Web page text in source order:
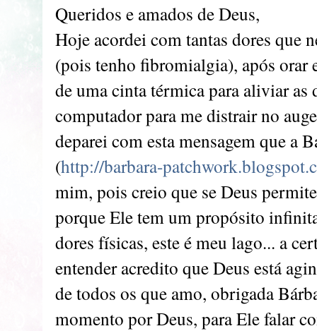
Queridos e amados de Deus,
Hoje acordei com tantas dores que
(pois tenho fibromialgia), após orar
de uma cinta térmica para aliviar as
computador para me distrair no
deparei com esta mensagem que a
(http://barbara-
mim, pois creio que se Deus
porque Ele tem um propósito
dores físicas, este é meu lago... a
entender acredito que Deus está
de todos os que amo, obrigada
momento por Deus, para Ele falar